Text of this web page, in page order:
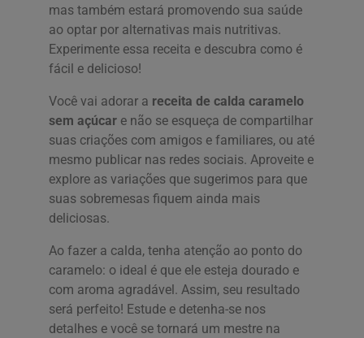
mas também estará promovendo sua saúde
ao optar por alternativas mais nutritivas.
Experimente essa receita e descubra como é
fácil e delicioso!
Você vai adorar a receita de calda caramelo
sem açúcar e não se esqueça de compartilhar
suas criações com amigos e familiares, ou até
mesmo publicar nas redes sociais. Aproveite e
explore as variações que sugerimos para que
suas sobremesas fiquem ainda mais
deliciosas.
Ao fazer a calda, tenha atenção ao ponto do
caramelo: o ideal é que ele esteja dourado e
com aroma agradável. Assim, seu resultado
será perfeito! Estude e detenha-se nos
detalhes e você se tornará um mestre na